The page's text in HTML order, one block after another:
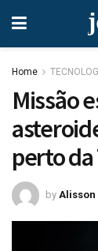
Home
Missão
perto da
by Alisson